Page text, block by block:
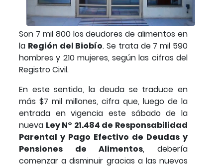
Son 7 mil 800 los deudores de alimentos en
la Región del Biobío. Se trata de 7 mil 590
hombres y 210 mujeres, según las cifras del
Registro Civil.
En este sentido, la deuda se traduce en
más $7 mil millones, cifra que, luego de la
entrada en vigencia este sábado de la
nueva Ley N° 21.484 de Responsabilidad
Parental y Pago Efectivo de Deudas y
Pensiones de Alimentos, debería
comenzar a disminuir gracias a las nuevos